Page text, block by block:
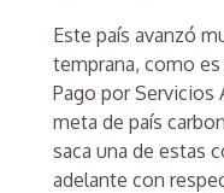
Este país avanzó
temprana, como
Pago por Servicios
meta de país
saca una de estas
adelante con